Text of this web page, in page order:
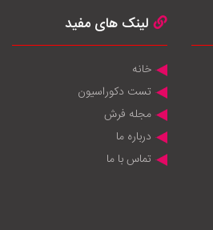
لینک های مفید
خانه
تست دکوراسیون
مجله فرش
درباره ما
تماس با ما